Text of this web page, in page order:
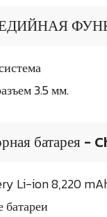
3.5 мм.
батарея -
Li-ion 8,220
батареи